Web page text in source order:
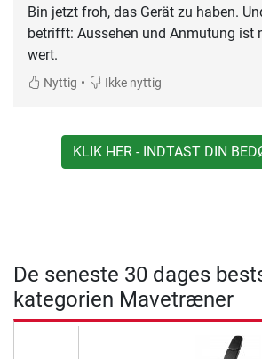
Bin jetzt froh, das Gerät zu haben.
betrifft: Aussehen und Anmutung ist
wert.
Nyttig • Ikke nyttig
KLIK HER - INDTAST DIN
De seneste 30 dages
kategorien Mavetræner